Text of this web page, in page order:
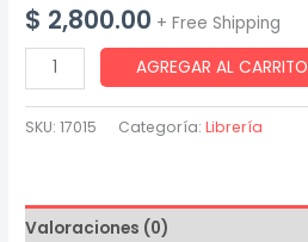
$ 2,800.00 + Free Shipping
Pinceles
x
6
cantidad
AGREGAR AL CARRITO
SKU:17015 Categoría:Librería
Valoraciones (0)